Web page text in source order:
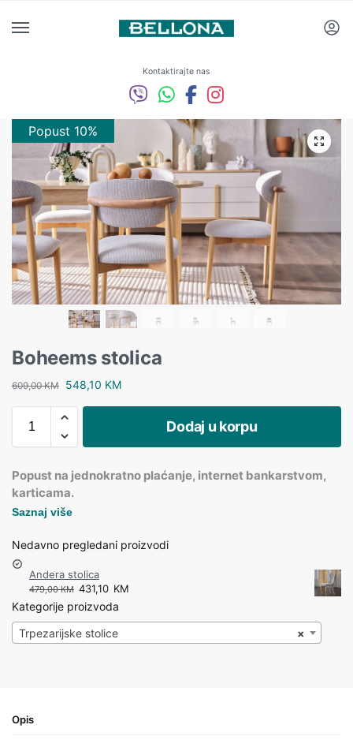
Kontaktirajte nas
Popust 10%
Popust 10%
Boheems stolica
609,00KM 548,10 KM
Dodaj u korpu
Popust na jednokratno plaćanje, internet bankarstvom,
karticama.
Saznaj više
Nedavno pregledani proizvodi
Andera stolica
479,00KM 431,10 KM
Kategorije proizvoda
×
Trpezarijske stolice
Opis